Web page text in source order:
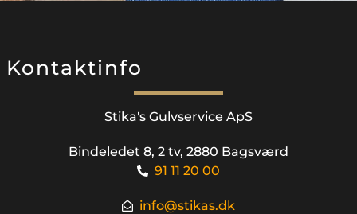
Kontaktinfo
Stika's Gulvservice ApS​
Bindeledet 8, 2 tv, 2880 Bagsværd
91 11 20 00
info@stikas.dk